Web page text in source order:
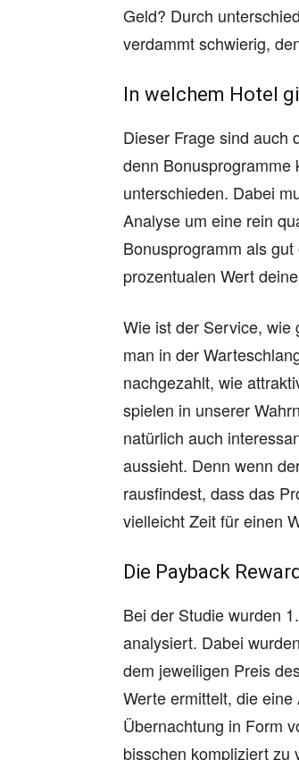
Geld? Durch
verdammt schwierig,
In welchem Hotel
Dieser Frage sind auch
denn Bonusprogramme
unterschieden. Dabei
Analyse um eine rein
Bonusprogramm als
prozentualen Wert
Wie ist der Service, wie
man in der
nachgezahlt, wie
spielen in unserer
natürlich auch
aussieht. Denn wenn
rausfindest, dass das
vielleicht Zeit für einen
Die Payback
Bei der Studie wurden
analysiert. Dabei
dem jeweiligen Preis
Werte ermittelt, die
Übernachtung in Form
bisschen kompliziert zu